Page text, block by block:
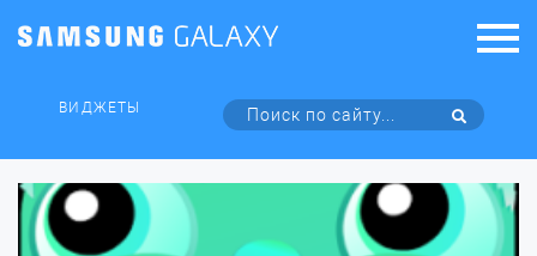
ВИДЖЕТЫ